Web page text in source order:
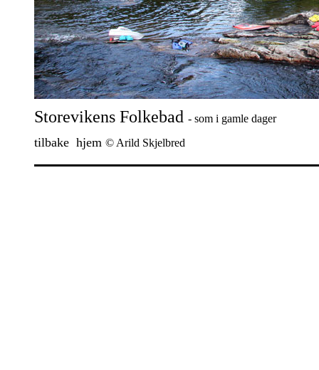
Storevikens Folkebad - som i gamle dager
tilbake hjem © Arild Skjelbred